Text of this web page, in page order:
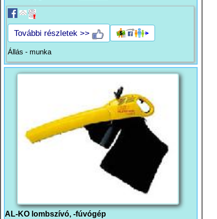
További részletek >>
Állás - munka
AL-KO lombszívó, -fúvógép